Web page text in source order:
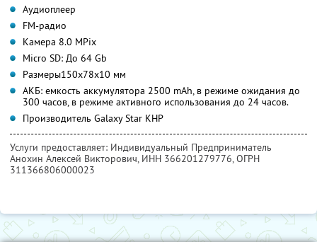
Аудиоплеер
FM-радио
Камера 8.0 MPix
Micro SD: До 64 Gb
Размеры150x78x10 мм
АКБ: емкость аккумулятора 2500 mAh, в режиме ожидания до
300 часов, в режиме активного использования до 24 часов.
Производитель Galaxy Star КНР
Услуги предоставляет: Индивидуальный Предприниматель
Анохин Алексей Викторович, ИНН 366201279776, ОГРН
311366806000023